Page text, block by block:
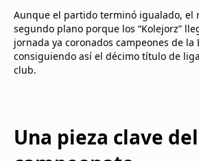
beIN XTRA
Administrar
notificaciones
Aunque el partido terminó igualado, el
segundo plano porque los “Kolejorz”
jornada ya coronados campeones de la
consiguiendo así el décimo título de
club.
Una pieza clave del